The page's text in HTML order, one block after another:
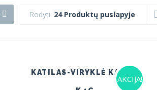
Rodyti: 24 Produktų puslapyje
AKCIJA!
KATILAS-VIRYKLĖ KALVIS